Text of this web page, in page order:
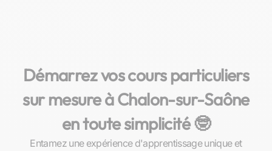
Démarrez vos cours particuliers
sur mesure à Chalon-sur-Saône
en toute simplicité 🤓​
Entamez une expérience d'apprentissage unique et